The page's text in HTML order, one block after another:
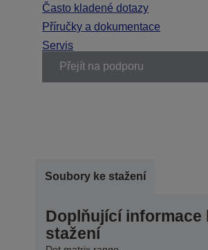
Často kladené dotazy
Příručky a dokumentace
Servis
Přejít na podporu
Soubory ke stažení
Doplňující informace
stažení